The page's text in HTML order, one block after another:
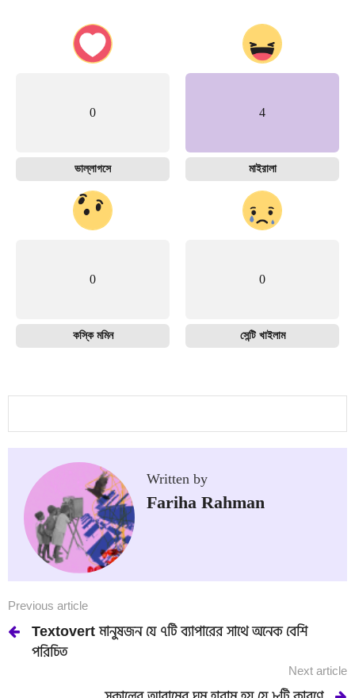
0
ভাল্লাগসে
4
মাইরালা
0
কস্কি মমিন
0
সেন্টি খাইলাম
Written by
Fariha Rahman
Previous article
Textovert মানুষজন যে ৭টি ব্যাপারের সাথে অনেক বেশি
পরিচিত
Next article